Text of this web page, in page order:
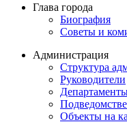
Глава города
Биография
Советы и
Администрация
Структура
Руководители
Объекты на